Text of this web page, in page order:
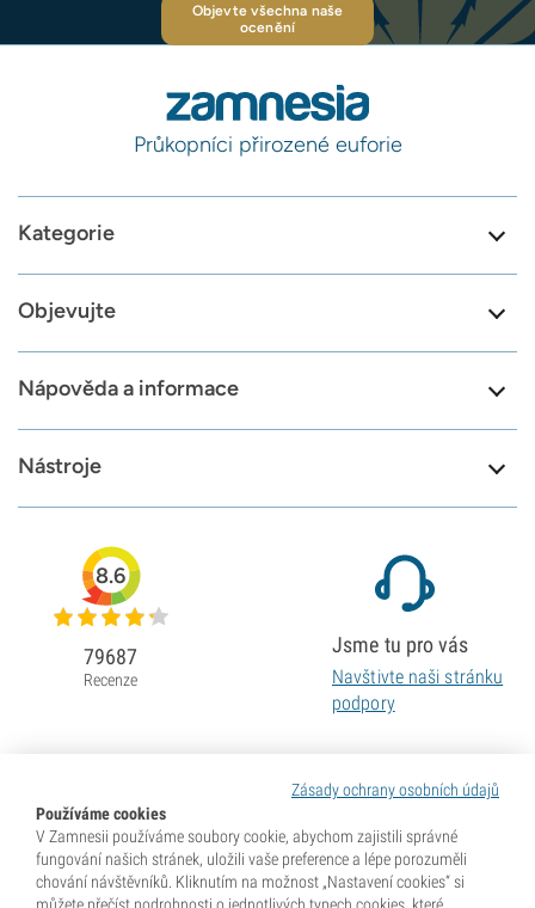
Objevte všechna naše
ocenění
Průkopníci přirozené euforie
Kategorie
Objevujte
Nápověda a informace
Nástroje
Zásady ochrany osobních údajů
Používáme cookies
V Zamnesii používáme soubory cookie, abychom zajistili správné
fungování našich stránek, uložili vaše preference a lépe porozuměli
chování návštěvníků. Kliknutím na možnost „Nastavení cookies“ si
8.6
79687
Recenze
Jsme tu pro vás
Navštivte naši stránku
podpory